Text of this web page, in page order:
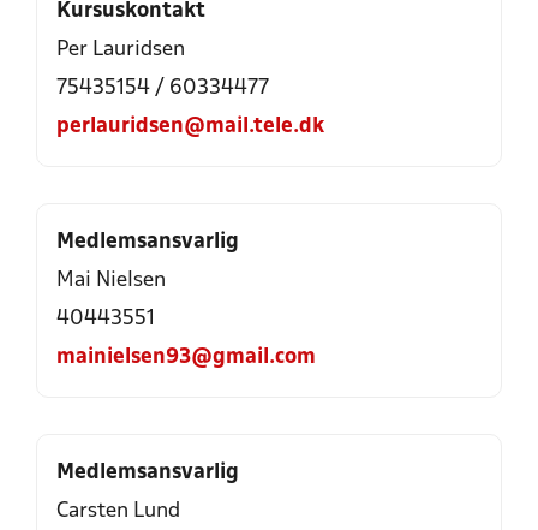
Kursuskontakt
Per Lauridsen
75435154 / 60334477
perlauridsen@mail.tele.dk
Medlemsansvarlig
Mai Nielsen
40443551
mainielsen93@gmail.com
Medlemsansvarlig
Carsten Lund